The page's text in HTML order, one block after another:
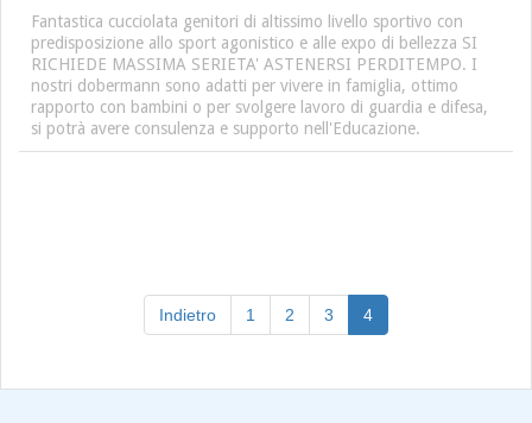
Fantastica cucciolata genitori di altissimo livello sportivo con
predisposizione allo sport agonistico e alle expo di bellezza SI
RICHIEDE MASSIMA SERIETA' ASTENERSI PERDITEMPO. I
nostri dobermann sono adatti per vivere in famiglia, ottimo
rapporto con bambini o per svolgere lavoro di guardia e difesa,
si potrà avere consulenza e supporto nell'Educazione.
Indietro 1 2 3 4(current)